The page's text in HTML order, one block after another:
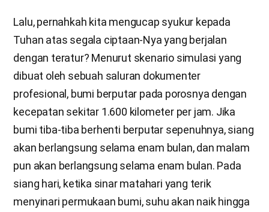
Lalu, pernahkah kita mengucap syukur kepada
Tuhan atas segala ciptaan-Nya yang berjalan
dengan teratur? Menurut skenario simulasi yang
dibuat oleh sebuah saluran dokumenter
profesional, bumi berputar pada porosnya dengan
kecepatan sekitar 1.600 kilometer per jam. Jika
bumi tiba-tiba berhenti berputar sepenuhnya, siang
akan berlangsung selama enam bulan, dan malam
pun akan berlangsung selama enam bulan. Pada
siang hari, ketika sinar matahari yang terik
menyinari permukaan bumi, suhu akan naik hingga